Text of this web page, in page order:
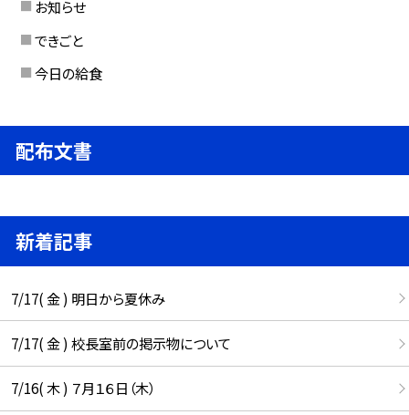
お知らせ
できごと
今日の給食
配布文書
新着記事
7/17( 金 ) 明日から夏休み
7/17( 金 ) 校長室前の掲示物について
7/16( 木 ) ７月１６日（木）